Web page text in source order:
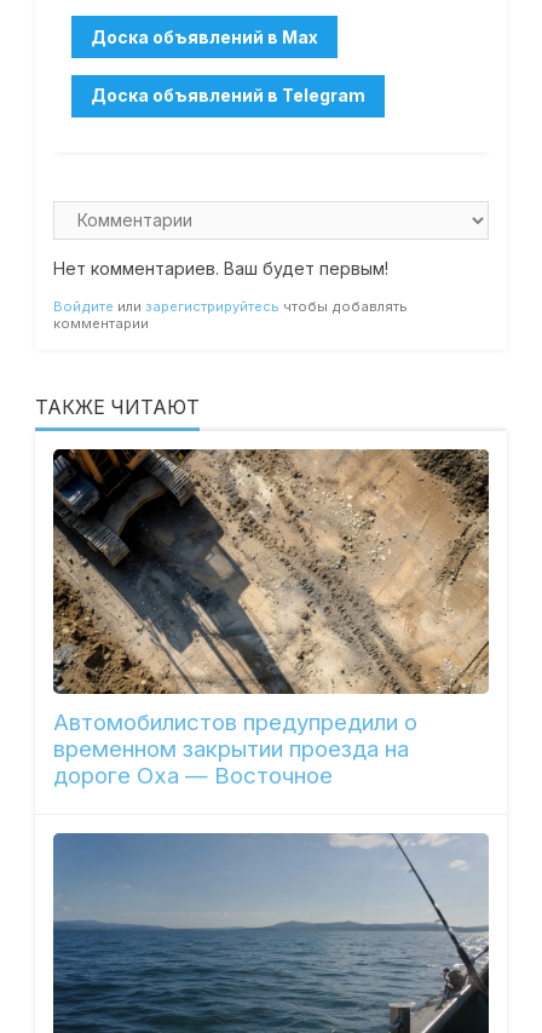
Нет комментариев. Ваш будет первым!
Войдите или зарегистрируйтесь чтобы добавлять
комментарии
ТАКЖЕ ЧИТАЮТ
Автомобилистов предупредили о
временном закрытии проезда на
дороге Оха — Восточное